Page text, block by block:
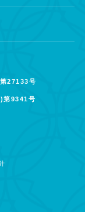
27133号
第9341号